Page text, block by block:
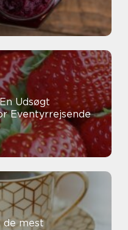
Udsøgt
Eventyrrejsende
de mest